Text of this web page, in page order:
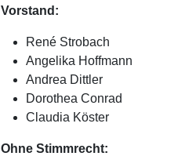
Vorstand:
René Strobach
Angelika Hoffmann
Andrea Dittler
Dorothea Conrad
Claudia Köster
Ohne Stimmrecht: